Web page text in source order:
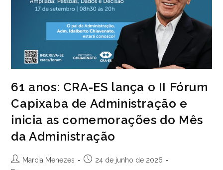
61 anos: CRA-ES lança o II Fórum
Capixaba de Administração e
inicia as comemorações do Mês
da Administração
AutorMarcia Menezes
Post24 de junho de 2026